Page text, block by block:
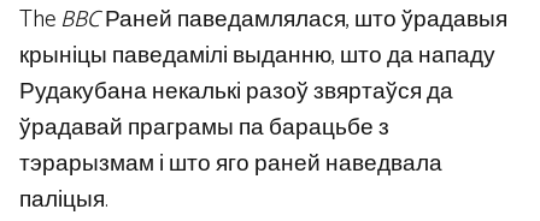
TheBBCРаней паведамлялася, што ўрадавыя
крыніцы паведамілі выданню, што да нападу
Рудакубана некалькі разоў звяртаўся да
ўрадавай праграмы па барацьбе з
тэрарызмам і што яго раней наведвала
паліцыя.